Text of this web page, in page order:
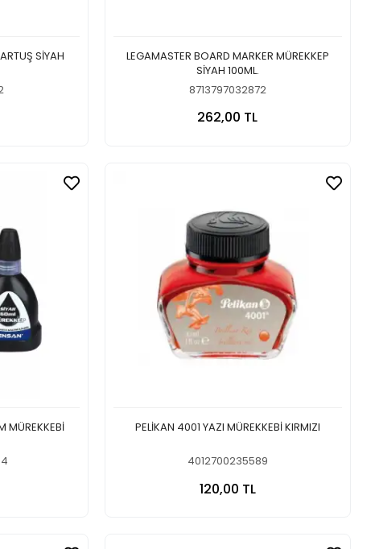
SİYAH
LEGAMASTER BOARD MARKER MÜREKKEP
SİYAH 100ML.
8713797032872
262,00 TL
MÜREKKEBİ
PELİKAN 4001 YAZI MÜREKKEBİ KIRMIZI
4012700235589
120,00 TL